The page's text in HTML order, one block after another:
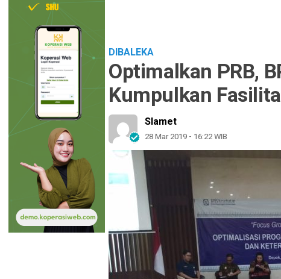
DIBALEKA
Optimalkan PRB,
Kumpulkan
Slamet
28 Mar 2019 - 16:22 WIB